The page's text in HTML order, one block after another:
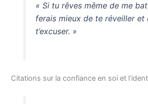
« Si tu rêves même de me
ferais mieux de te réveiller et
t’excuser. »
Citations sur la confiance en soi et